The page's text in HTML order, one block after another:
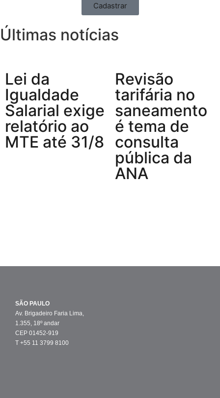
Cadastrar
Últimas notícias
Lei da
Igualdade
Salarial exige
relatório ao
MTE até 31/8
Revisão
tarifária no
saneamento
é tema de
consulta
pública da
ANA
SÃO PAULO
Av. Brigadeiro Faria Lima,
1.355, 18º andar
CEP 01452-919
T +55 11 3799 8100